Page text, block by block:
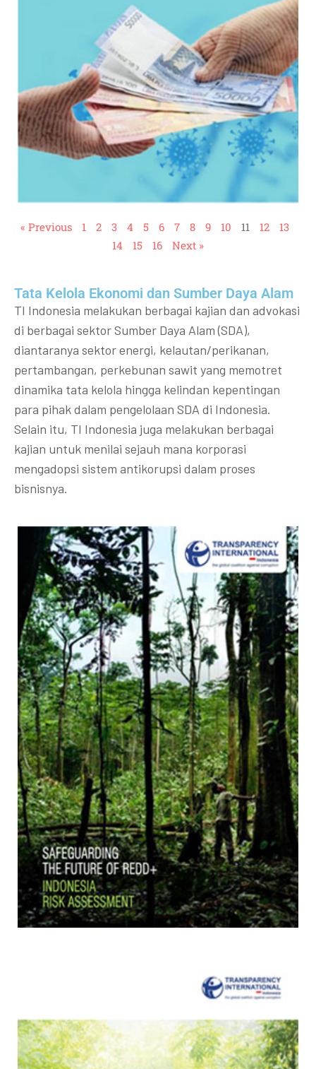
« Previous 1 2 3 4 5 6 7 8 9 10 11 12
13
14
15 16 Next »
Tata Kelola Ekonomi dan Sumber Daya Alam
TI Indonesia melakukan berbagai kajian dan advokasi
di berbagai sektor Sumber Daya Alam (SDA),
diantaranya sektor energi, kelautan/perikanan,
pertambangan, perkebunan sawit yang memotret
dinamika tata kelola hingga kelindan kepentingan
para pihak dalam pengelolaan SDA di Indonesia.
Selain itu, TI Indonesia juga melakukan berbagai
kajian untuk menilai sejauh mana korporasi
mengadopsi sistem antikorupsi dalam proses
bisnisnya.